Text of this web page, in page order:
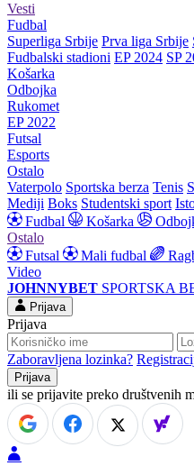
Vesti
Fudbal
Superliga Srbije Prva liga Srbije
Fudbalski stadioni EP 2024 SP
Košarka
Odbojka
Rukomet
EP 2022
Futsal
Esports
Ostalo
Vaterpolo Sportska berza Tenis
Mediji Boks Studentski sport
Fudbal
Košarka
Ostalo
Futsal
Mali fudbal
Video
JOHNNYBET SPORTSKA
Prijava
Prijava
Zaboravljena lozinka?
ili se prijavite preko društvenih